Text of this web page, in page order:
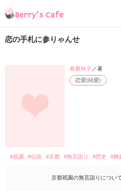
恋の手札に参りゃんせ
恋愛(純愛)
春夏秋子／著
#祇園 #伝統 #京都 #無言詣り #歴史 #舞
京都祇園の無言詣りについ